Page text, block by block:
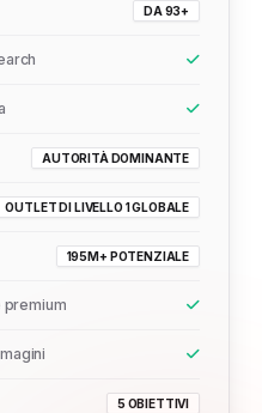
DA 93+
AUTORITÀ DOMINANTE
OUTLET DI LIVELLO 1 GLOBALE
195M+ POTENZIALE
premium
5 OBIETTIVI